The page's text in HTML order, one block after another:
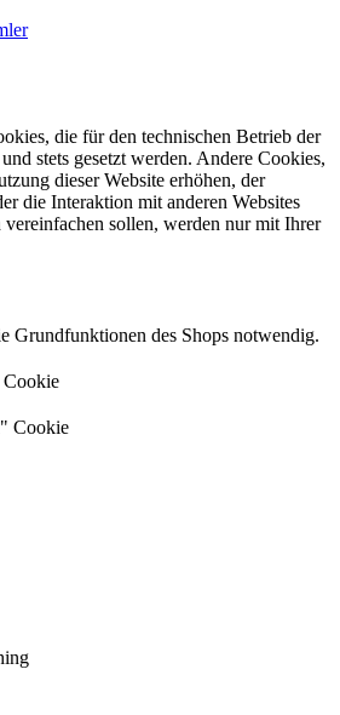
die für den technischen Betrieb der
stets gesetzt werden. Andere Cookies,
dieser Website erhöhen, der
die Interaktion mit anderen Websites
sollen, werden nur mit Ihrer
Grundfunktionen des Shops notwendig.
Cookie